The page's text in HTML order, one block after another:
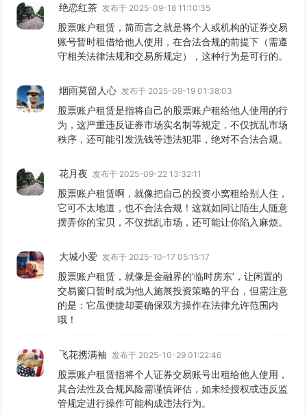
绝恋红茶 发布于 2025-09-18 11:10:35
股票账户租赁，简而言之就是将个人或机构的证券交易
账号暂时租借给他人使用，在合法合规的前提下（需遵
守相关法律法规和交易所规定），这种行为是可行的。
烟雨莫留人心 发布于 2025-09-19 01:38:03
股票账户租赁是指将自己的股票账户租给他人使用的行
为，这严重违反证券市场实名制等规定，不仅扰乱市场
秩序，还可能引发洗钱等违法犯罪，绝对不合法合规。
花月夜 发布于 2025-09-22 13:32:11
股票账户租赁啊，就像把自己的投资小窝租给别人住，
它可不太地道，也不合法合规！这就如同让陌生人随意
摆弄你的宝贝，不仅扰乱市场，还可能让你陷入麻烦。
大城小爱 发布于 2025-10-17 05:15:17
股票账户租赁，就像是金融界的‘临时房东’，让闲置的
交易窗口暂时成为他人施展投资策略的平台，但需注意
的是：它虽便捷却要确保双方操作在法律允许范围内
哦！
飞花携满袖 发布于 2025-10-29 01:22:46
股票账户租赁指将个人证券交易账号出租给他人使用，
其合法性及合规风险需谨慎评估，如未经授权或违反监
管规定进行操作可能构成违法行为。